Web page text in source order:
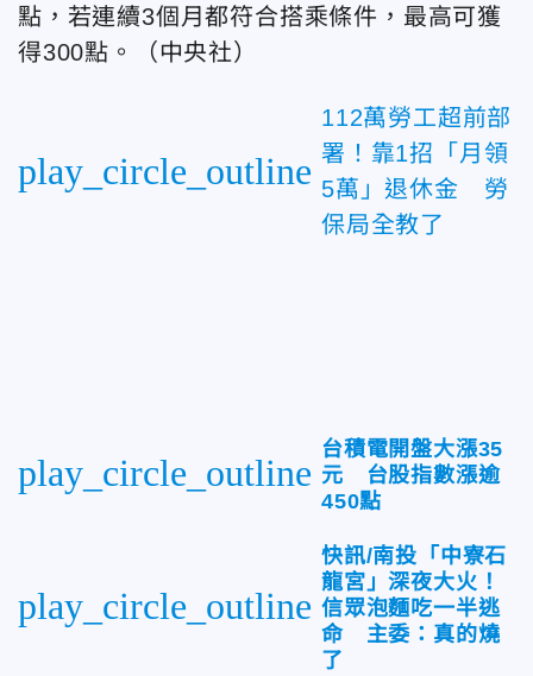
點，若連續3個月都符合搭乘條件，最高可獲
得300點。（中央社）
play_circle_outline
112萬勞工超前部
署！靠1招「月領
5萬」退休金 勞
保局全教了
play_circle_outline
台積電開盤大漲35
元 台股指數漲逾
450點
play_circle_outline
快訊/南投「中寮石
龍宮」深夜大火！
信眾泡麵吃一半逃
命 主委：真的燒
了